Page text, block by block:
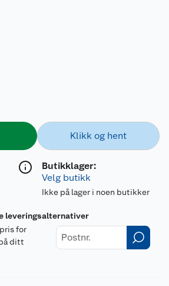
Klikk og hent
Butikklager:
Velg butikk
Ikke på lager i noen butikker
leveringsalternativer
for
ditt